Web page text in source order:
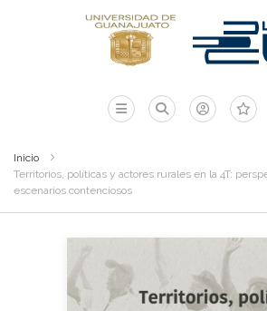
Inicio
Territorios, políticas y actores rurales en la 4T:
escenarios contenciosos